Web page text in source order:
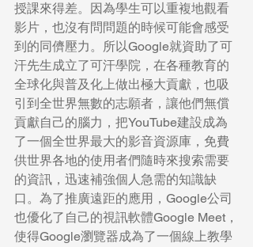
授課來得差。因為學生可以重複地觀看
影片，也沒有問問題的時候可能會感受
到的同儕壓力。所以Google就資助了可
汗先生成立了可汗學院，在各種教育的
全球化與普及化上做出極大貢獻，也吸
引到全世界無數的志願者，讓他們無償
貢獻自己的腦力，把YouTube建設成為
了一個全世界最大的影音資源庫，免費
供世界各地的使用者們隨時來搜索需要
的資訊，迅速補強個人急需的知識缺
口。為了推廣遠距的應用，Google公司
也優化了自己的視訊軟體Google Meet，
使得Google瀏覽器成為了一個線上教學